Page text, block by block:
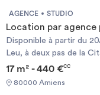
AGENCE STUDIO
Location par agence
Disponible à partir du
Leu, à deux pas de la
ville. Nous vous
à neuf de 17m² vous
de douche avec wc. Le
17 m² - 440 €CC
80000 Amiens